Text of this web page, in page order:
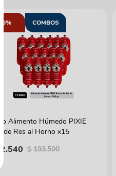
COMBOS
16%
Alimento Húmedo PIXIE
de Res al Horno x15
.540 $ 193.500